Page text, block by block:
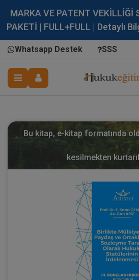
MARKA VE PATENT VEKİLLİĞİ
PAKETİ | FULL+FULL | Detaylı
Whatsapp Destek SSS
Bu kitap, e-kitap formatında
kesilmekten